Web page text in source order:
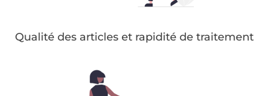
Qualité des articles et rapidité de traitement